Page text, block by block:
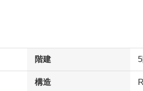
階建
構造